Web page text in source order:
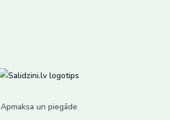
Apmaksa un piegāde